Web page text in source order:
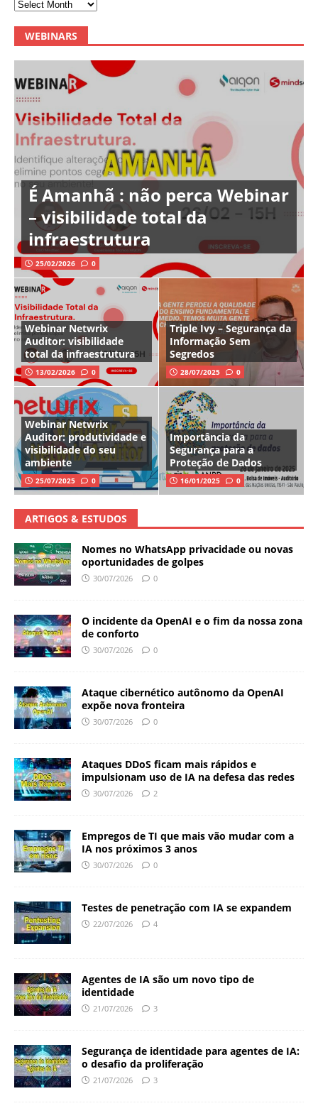
WEBINARS
É Amanhã : não perca Webinar
– visibilidade total da
infraestrutura
25/02/2026 0
Webinar Netwrix
Auditor: visibilidade
total da infraestrutura
13/02/2026 0
Triple Ivy – Segurança da
Informação Sem
Segredos
28/07/2025 0
Webinar Netwrix
Auditor: produtividade e
visibilidade do seu
ambiente
25/07/2025 0
Importância da
Segurança para a
Proteção de Dados
16/01/2025 0
ARTIGOS & ESTUDOS
Nomes no WhatsApp privacidade ou novas
oportunidades de golpes
30/07/2026 0
O incidente da OpenAI e o fim da nossa zona
de conforto
30/07/2026 0
Ataque cibernético autônomo da OpenAI
expõe nova fronteira
30/07/2026 0
Ataques DDoS ficam mais rápidos e
impulsionam uso de IA na defesa das redes
30/07/2026 2
Empregos de TI que mais vão mudar com a
IA nos próximos 3 anos
30/07/2026 0
Testes de penetração com IA se expandem
22/07/2026 4
Agentes de IA são um novo tipo de
identidade
21/07/2026 3
Segurança de identidade para agentes de IA:
o desafio da proliferação
21/07/2026 3